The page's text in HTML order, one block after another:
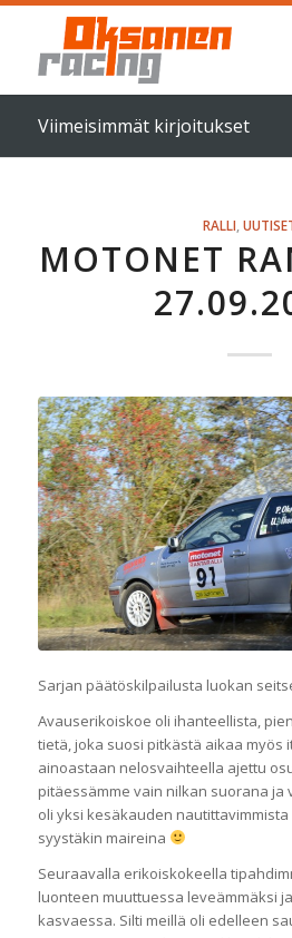
Viimeisimmät kirjoitukset
RALLI
MOTONET
Sarjan päätöskilpailusta luokan
Avauserikoiskoe oli ihanteellista,
tietä, joka suosi pitkästä aikaa myös
ainoastaan nelosvaihteella ajettu
pitäessämme vain nilkan suorana ja
oli yksi kesäkauden
syystäkin maireina
Seuraavalla erikoiskokeella
luonteen muuttuessa leveämmäksi
kasvaessa. Silti meillä oli edelleen